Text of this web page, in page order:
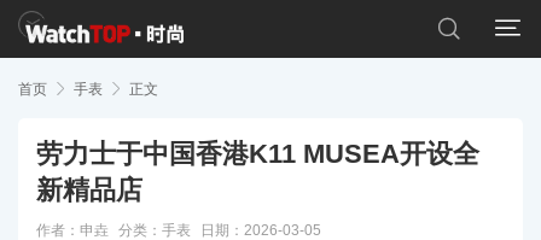


首页  手表  正文
劳力士于中国香港K11 MUSEA开设全
新精品店
作者：申垚 分类： 手表 日期：2026-03-05